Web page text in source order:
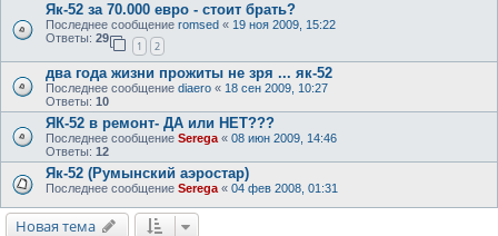
Як-52 за 70.000 евро - стоит брать?
Последнее сообщение romsed « 19 ноя 2009, 15:22
Ответы: 29
1 2
два года жизни прожиты не зря ... як-52
Последнее сообщение diaero « 18 сен 2009, 10:27
Ответы: 10
ЯК-52 в ремонт- ДА или НЕТ???
Последнее сообщение Serega « 08 июн 2009, 14:46
Ответы: 12
Як-52 (Румынский аэростар)
Последнее сообщение Serega « 04 фев 2008, 01:31
Новая тема